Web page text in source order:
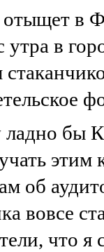
отыщет в
утра в
бы
об
вовсе
что я